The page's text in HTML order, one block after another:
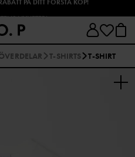
T-SHIRTS T-SHIRT